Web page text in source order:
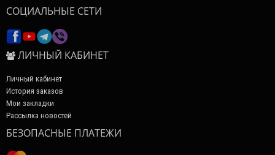
СОЦИАЛЬНЫЕ СЕТИ
ЛИЧНЫЙ КАБИНЕТ
Личный кабинет
История заказов
Мои закладки
Рассылка новостей
БЕЗОПАСНЫЕ ПЛАТЕЖИ